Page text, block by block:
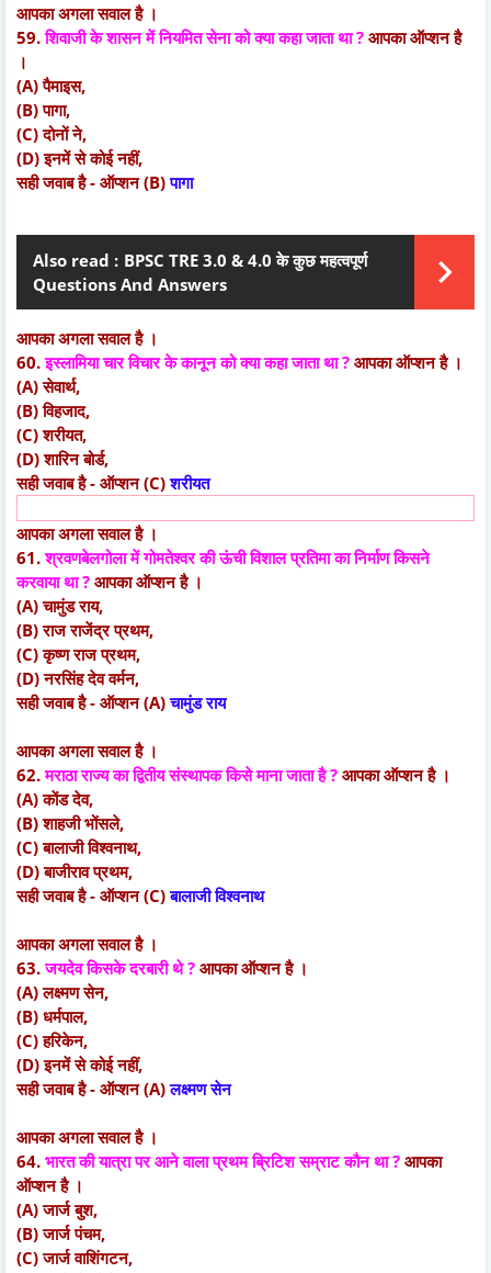
आपका अगला सवाल है ।
59.शिवाजी के शासन में नियमित सेना को क्या कहा जाता था ? आपका ऑप्शन है
।
(A) पैमाइस,
(B) पागा,
(C) दोनों ने,
(D) इनमें से कोई नहीं,
सही जवाब है - ऑप्शन (B)पागा
Also read : BPSC TRE 3.0 & 4.0 के कुछ महत्वपूर्ण
Questions And Answers
आपका अगला सवाल है ।
60.इस्लामिया चार विचार के कानून को क्या कहा जाता था ? आपका ऑप्शन है ।
(A) सेवार्थ,
(B) विहजाद,
(C) शरीयत,
(D) शारिन बोर्ड,
सही जवाब है - ऑप्शन (C)शरीयत
आपका अगला सवाल है ।
61.श्रवणबेलगोला में गोमतेश्वर की ऊंची विशाल प्रतिमा का निर्माण किसने
करवाया था ? आपका ऑप्शन है ।
(A) चामुंड राय,
(B) राज राजेंद्र प्रथम,
(C) कृष्ण राज प्रथम,
(D) नरसिंह देव वर्मन,
सही जवाब है - ऑप्शन (A)चामुंड राय
आपका अगला सवाल है ।
62.मराठा राज्य का द्वितीय संस्थापक किसे माना जाता है ? आपका ऑप्शन है ।
(A) काेंड देव,
(B) शाहजी भोंसले,
(C) बालाजी विश्वनाथ,
(D) बाजीराव प्रथम,
सही जवाब है - ऑप्शन (C)बालाजी विश्वनाथ
आपका अगला सवाल है ।
63.जयदेव किसके दरबारी थे ? आपका ऑप्शन है ।
(A) लक्ष्मण सेन,
(B) धर्मपाल,
(C) हरिकेन,
(D) इनमें से कोई नहीं,
सही जवाब है - ऑप्शन (A)लक्ष्मण सेन
आपका अगला सवाल है ।
64. भारत की यात्रा पर आने वाला प्रथम ब्रिटिश सम्राट कौन था ? आपका
ऑप्शन है ।
(A) जार्ज बुश,
(B) जार्ज पंचम,
(C) जार्ज वाशिंगटन,